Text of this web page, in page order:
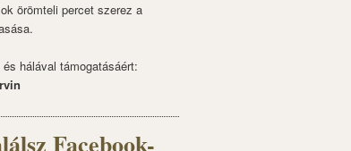
örömteli percet szerez a
hálával támogatásáért:
Facebook-